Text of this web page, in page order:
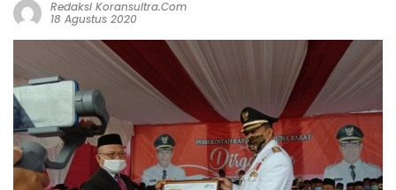
Redaksi Koransultra.com
18 Agustus 2020